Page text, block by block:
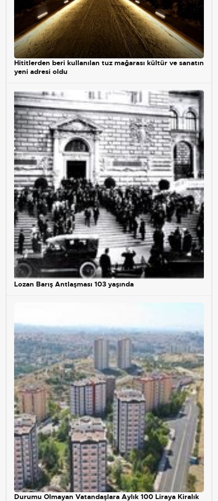
Hititlerden beri kullanılan tuz mağarası kültür ve sanatın
yeni adresi oldu
Lozan Barış Antlaşması 103 yaşında
Durumu Olmayan Vatandaşlara Aylık 100 Liraya Kiralık